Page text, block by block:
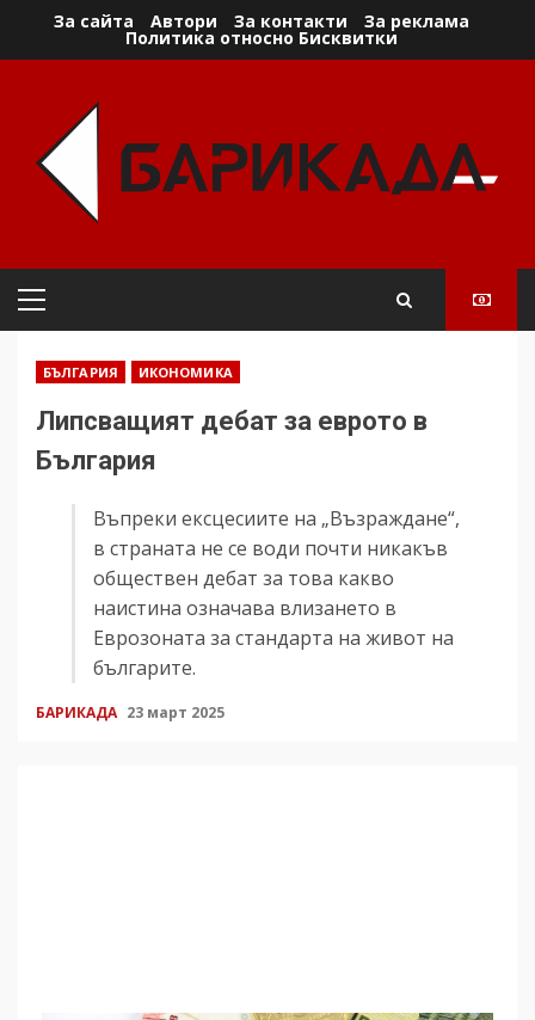
За сайта Автори За контакти За реклама
Политика относно Бисквитки
Primary
БЪЛГАРИЯ ИКОНОМИКА
Липсващият дебат за еврото в
България
Въпреки ексцесиите на „Възраждане“,
в страната не се води почти никакъв
обществен дебат за това какво
наистина означава влизането в
Еврозоната за стандарта на живот на
българите.
БАРИКАДА 23 март 2025